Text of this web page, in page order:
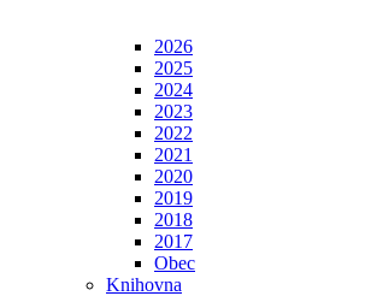
2026
2025
2024
2023
2022
2021
2020
2019
2018
2017
Obec
Knihovna